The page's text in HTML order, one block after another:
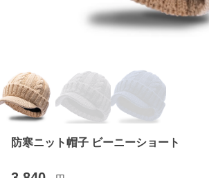
防寒ニット帽子 ビーニーショート